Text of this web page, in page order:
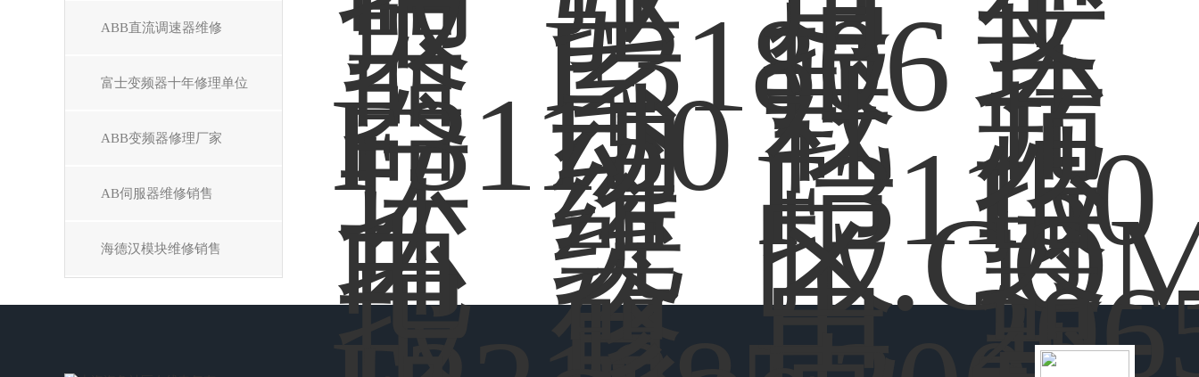
ABB直流调速器维修
富士变频器十年修理单位
ABB变频器修理厂家
AB伺服器维修销售
海德汉模块维修销售